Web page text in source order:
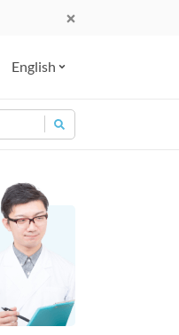
English
Search